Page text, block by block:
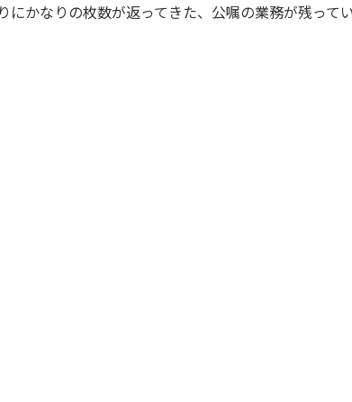
にかなりの枚数が返ってきた、公嘱の業務が残って